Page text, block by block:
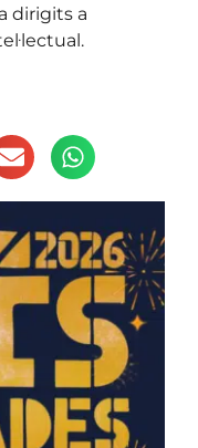
dirigits a